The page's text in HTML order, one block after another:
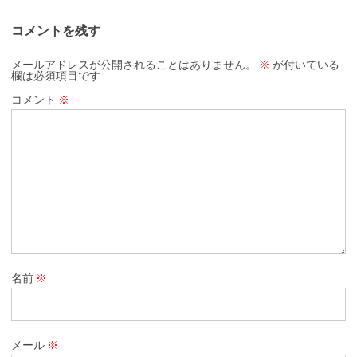
コメントを残す
メールアドレスが公開されることはありません。 ※ が付いている
欄は必須項目です
コメント ※
名前 ※
メール ※